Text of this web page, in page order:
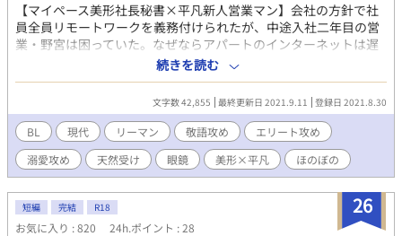
【マイペース美形社長秘書×平凡新人営業マン】会社の方針で社
員全員リモートワークを義務付けられたが、中途入社二年目の営
業・野宮は困っていた。なぜならアパートのインターネットは遅
すぎて仕事にならないから。なんとか出社を許可して欲しいと上
司に直談判したら、社長の呼び出しをくらってしまい、なりゆき
で社長秘書・入江のマンションに居候することに。少し冷たそう
でマイペースな入江と、ちょっとビビりな野宮はうまく同居でき
るだろうか？ のんびりほのぼのテレワークしてるリーマンのラ
ブコメディです
続きを読む
文字数 42,855 最終更新日 2021.9.11 登録日 2021.8.30
BL 現代 リーマン 敬語攻め
エリート攻め
溺愛攻め
天然受け 眼鏡 美形×平凡 ほのぼの
26
短編 完結 R18
お気に入り : 820 24h.ポイント : 28